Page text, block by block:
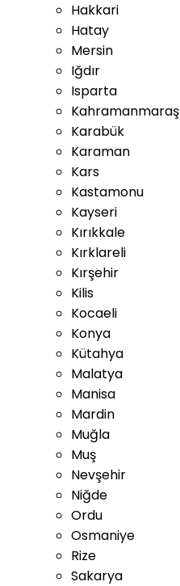
Hakkari
Hatay
Mersin
Iğdır
Isparta
Kahramanmaraş
Karabük
Karaman
Kars
Kastamonu
Kayseri
Kırıkkale
Kırklareli
Kırşehir
Kilis
Kocaeli
Konya
Kütahya
Malatya
Manisa
Mardin
Muğla
Muş
Nevşehir
Niğde
Ordu
Osmaniye
Rize
Sakarya